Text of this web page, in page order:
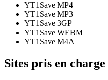
YT1Save MP4
YT1Save MP3
YT1Save 3GP
YT1Save WEBM
YT1Save M4A
Sites pris en